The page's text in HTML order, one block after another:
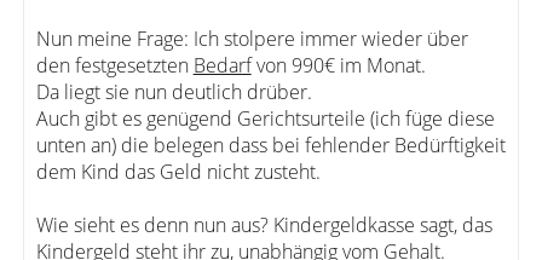
Nun meine Frage: Ich stolpere immer wieder über
den festgesetzten Bedarfvon 990€ im Monat.
Da liegt sie nun deutlich drüber.
Auch gibt es genügend Gerichtsurteile (ich füge diese
unten an) die belegen dass bei fehlender Bedürftigkeit
dem Kind das Geld nicht zusteht.
Wie sieht es denn nun aus? Kindergeldkasse sagt, das
Kindergeld steht ihr zu, unabhängig vom Gehalt.